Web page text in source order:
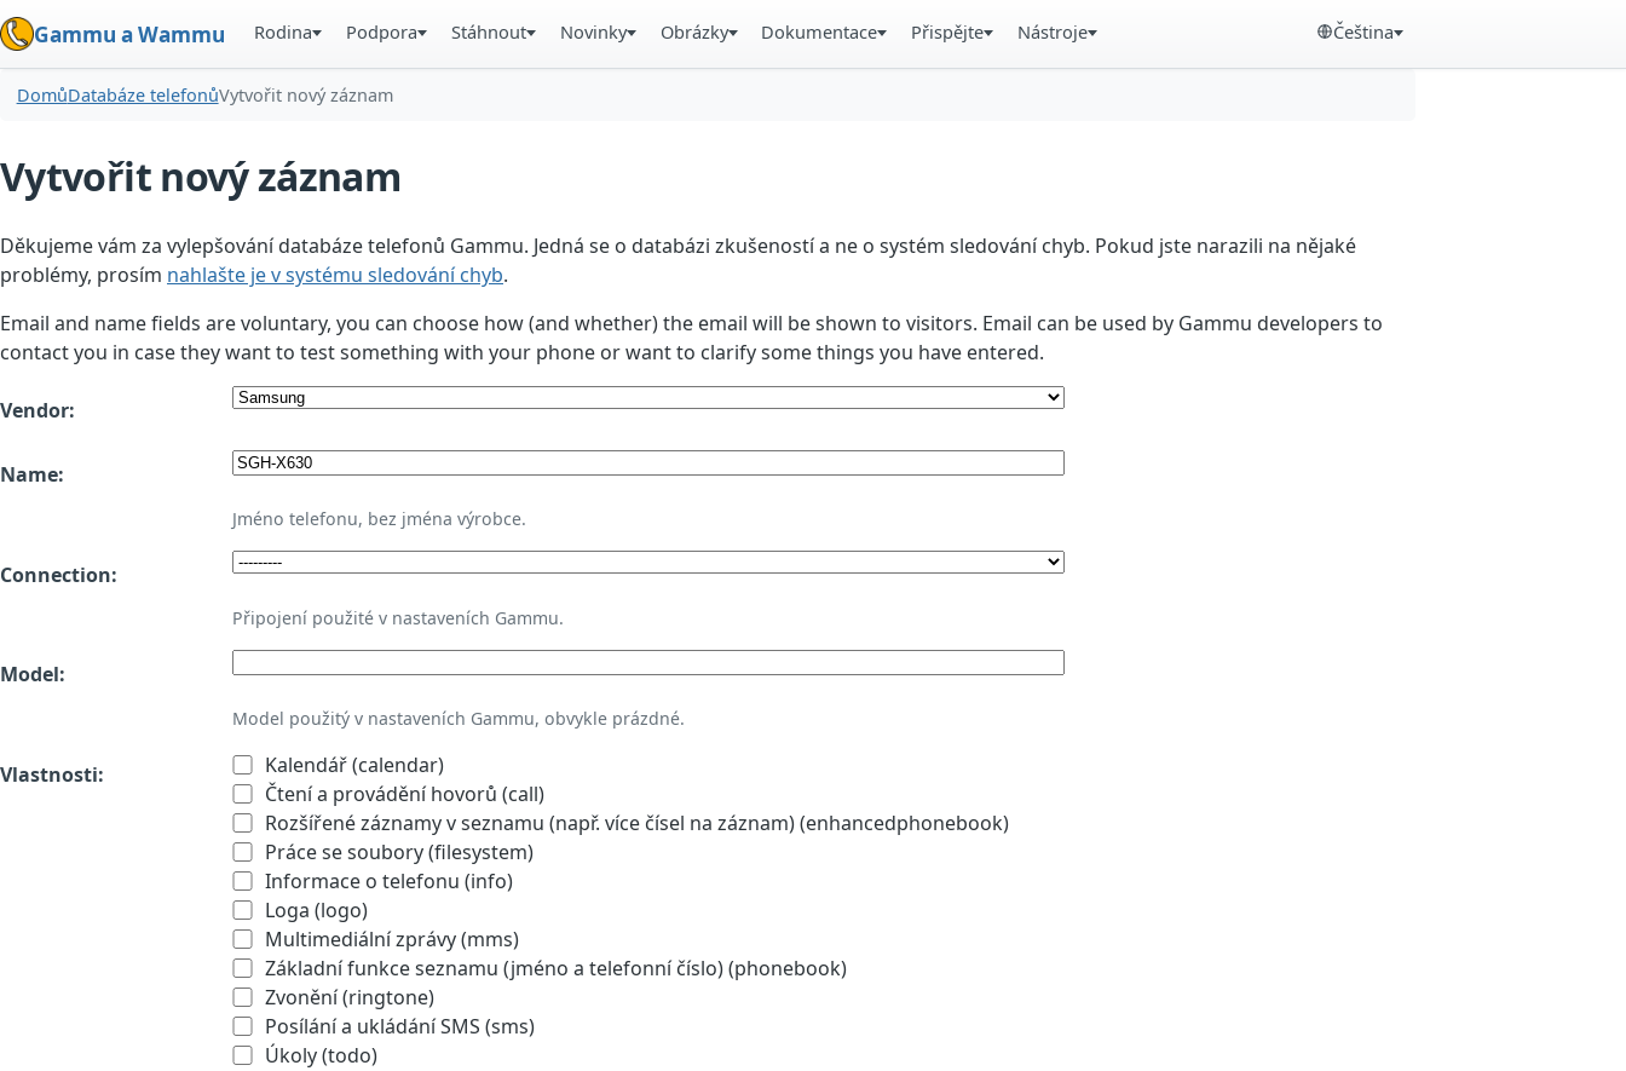
Gammu a Wammu Rodina Podpora Stáhnout Novinky Obrázky Dokumentace Přispějte Nástroje Čeština
DomůDatabáze telefonůVytvořit nový záznam
Vytvořit nový záznam
Děkujeme vám za vylepšování databáze telefonů Gammu. Jedná se o databázi zkušeností a ne o systém sledování chyb. Pokud jste narazili na nějaké
problémy, prosím nahlašte je v systému sledování chyb.
Email and name fields are voluntary, you can choose how (and whether) the email will be shown to visitors. Email can be used by Gammu developers to
contact you in case they want to test something with your phone or want to clarify some things you have entered.
Vendor:
Name:
Jméno telefonu, bez jména výrobce.
Connection:
Připojení použité v nastaveních Gammu.
Model:
Model použitý v nastaveních Gammu, obvykle prázdné.
Vlastnosti:
Kalendář (calendar)
Čtení a provádění hovorů (call)
Rozšířené záznamy v seznamu (např. více čísel na záznam) (enhancedphonebook)
Práce se soubory (filesystem)
Informace o telefonu (info)
Loga (logo)
Multimediální zprávy (mms)
Základní funkce seznamu (jméno a telefonní číslo) (phonebook)
Zvonění (ringtone)
Posílání a ukládání SMS (sms)
Úkoly (todo)